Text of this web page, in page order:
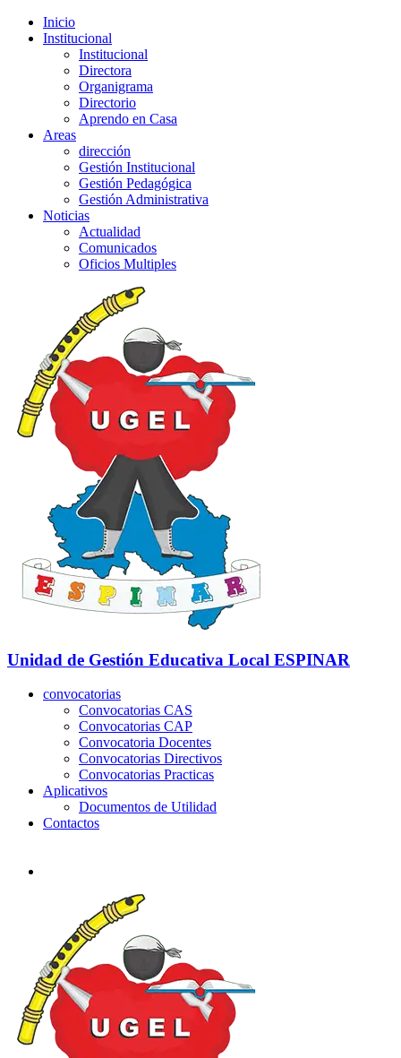
Inicio
Institucional
Institucional
Directora
Organigrama
Directorio
Aprendo en Casa
Areas
dirección
Gestión Institucional
Gestión Pedagógica
Gestión Administrativa
Noticias
Actualidad
Comunicados
Oficios Multiples
Unidad de Gestión Educativa Local ESPINAR
convocatorias
Convocatorias CAS
Convocatorias CAP
Convocatoria Docentes
Convocatorias Directivos
Convocatorias Practicas
Aplicativos
Documentos de Utilidad
Contactos